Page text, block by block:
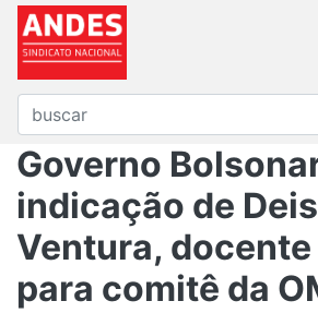
Governo
indicação de
Ventura, docente
para comitê da